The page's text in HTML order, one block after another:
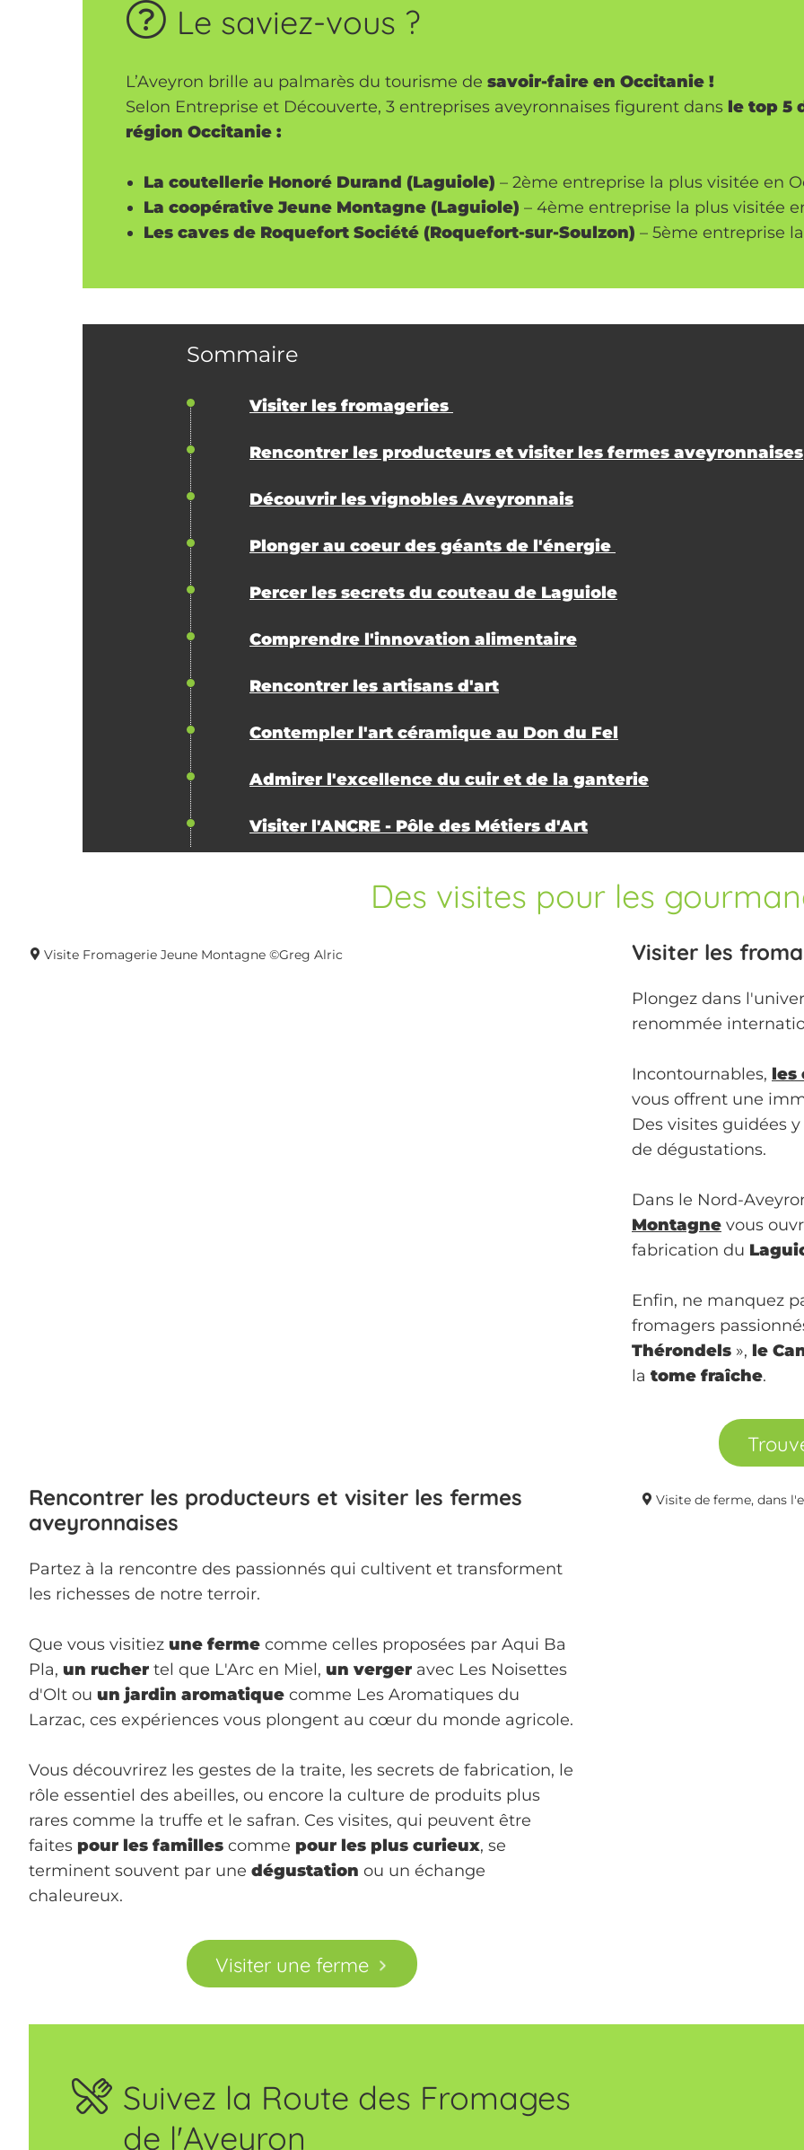
Le saviez-vous ?
L’Aveyron brille au palmarès du tourisme de savoir-faire en Occitanie !
Selon Entreprise et Découverte, 3 entreprises aveyronnaises figurent dans le top 5
région Occitanie :
La coutellerie Honoré Durand (Laguiole) – 2ème entreprise la plus visitée en
La coopérative Jeune Montagne (Laguiole) – 4ème entreprise la plus visitée
Les caves de Roquefort Société (Roquefort-sur-Soulzon) – 5ème entreprise
Sommaire
Visiter les fromageries
Rencontrer les producteurs et visiter les fermes aveyronnaises
Découvrir les vignobles Aveyronnais
Plonger au coeur des géants de l'énergie
Percer les secrets du couteau de Laguiole
Comprendre l'innovation alimentaire
Rencontrer les artisans d'art
Contempler l'art céramique au Don du Fel
Admirer l'excellence du cuir et de la ganterie
Visiter l'ANCRE - Pôle des Métiers d'Art
Des visites pour les
Visite Fromagerie Jeune Montagne ©Greg Alric Visiter les
Plongez dans
renommée
Incontournables, les
vous offrent une
Des visites guidées
de dégustations.
Dans le Nord-
Montagne vous
fabrication du
Enfin, ne manquez
fromagers
Thérondels », le
la tome fraîche.
Rencontrer les producteurs et visiter les fermes
aveyronnaises
Partez à la rencontre des passionnés qui cultivent et transforment
les richesses de notre terroir.
Que vous visitiez une ferme comme celles proposées par Aqui Ba
Pla, un rucher tel que L'Arc en Miel, un verger avec Les Noisettes
d'Olt ou un jardin aromatique comme Les Aromatiques du
Larzac, ces expériences vous plongent au cœur du monde agricole.
Vous découvrirez les gestes de la traite, les secrets de fabrication, le
rôle essentiel des abeilles, ou encore la culture de produits plus
rares comme la truffe et le safran. Ces visites, qui peuvent être
faites pour les familles comme pour les plus curieux, se
terminent souvent par une dégustation ou un échange
chaleureux.
Visiter une ferme
Visite de ferme, dans
Suivez la Route des Fromages
de l'Aveyron